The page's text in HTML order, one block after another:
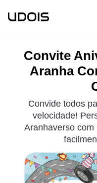
Convite
Aranha
Convide todos
velocidade!
Aranhaverso